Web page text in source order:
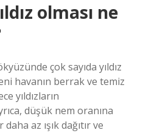
olması ne
çok sayıda yıldız
havanın berrak ve temiz
yıldızların
düşük nem oranına
az ışık dağıtır ve